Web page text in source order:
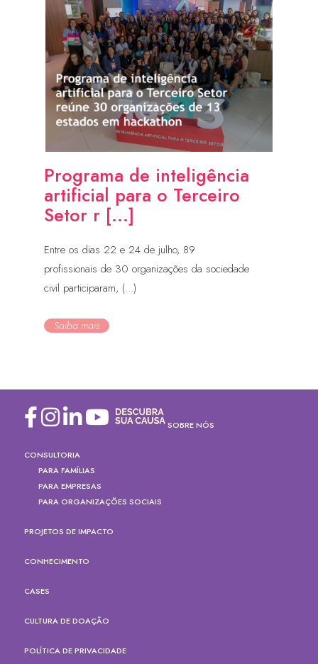
Programa de inteligência
artificial para o Terceiro
Setor r [...]
Entre os dias 22 e 24 de julho, 89
profissionais de 30 organizações da sociedade
civil participaram, (...)
Saiba mais
SOBRE NÓS
CONSULTORIA
PARA FAMÍLIAS
PARA EMPRESAS
PARA ORGANIZAÇÕES SOCIAIS
PROJETOS DE IMPACTO
CONHECIMENTO
CASES
CULTURA DE DOAÇÃO
POLÍTICA DE PRIVACIDADE